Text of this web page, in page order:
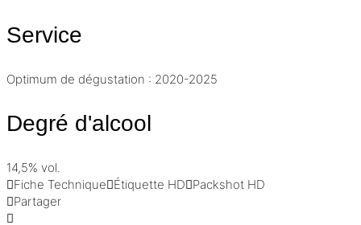
Service
Optimum de dégustation : 2020-2025
Degré d'alcool
14,5% vol.
Fiche Technique Étiquette HD Packshot HD
Partager